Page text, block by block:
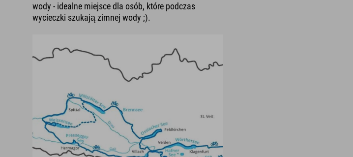
wody - idealne miejsce dla osób, które podczas
wycieczki szukają zimnej wody ;).